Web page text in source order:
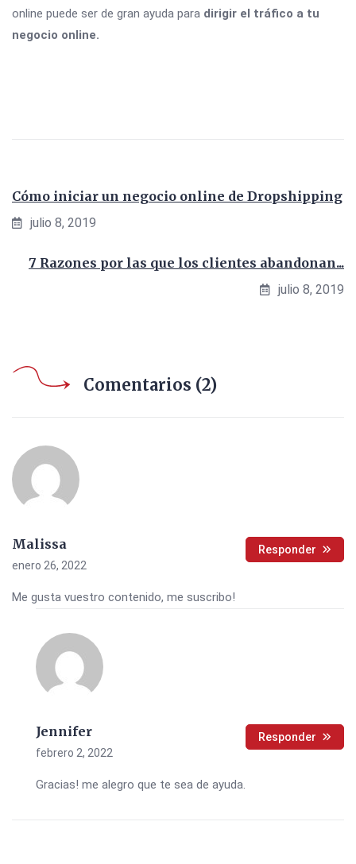
online puede ser de gran ayuda para dirigir el tráfico a tu
negocio online.
Cómo iniciar un negocio online de Dropshipping
julio 8, 2019
7 Razones por las que los clientes abandonan...
julio 8, 2019
Comentarios (2)
Malissa
enero 26, 2022
Me gusta vuestro contenido, me suscribo!
Responder
Jennifer
febrero 2, 2022
Gracias! me alegro que te sea de ayuda.
Responder